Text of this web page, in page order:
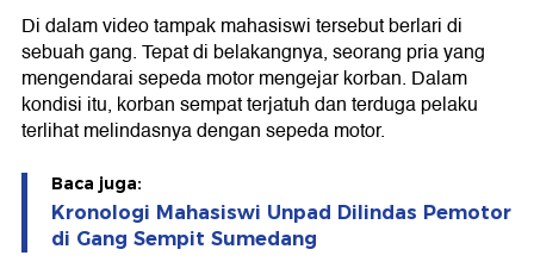
Di dalam video tampak mahasiswi tersebut berlari di
sebuah gang. Tepat di belakangnya, seorang pria yang
mengendarai sepeda motor mengejar korban. Dalam
kondisi itu, korban sempat terjatuh dan terduga pelaku
terlihat melindasnya dengan sepeda motor.
Baca juga:
Kronologi Mahasiswi Unpad Dilindas Pemotor
di Gang Sempit Sumedang